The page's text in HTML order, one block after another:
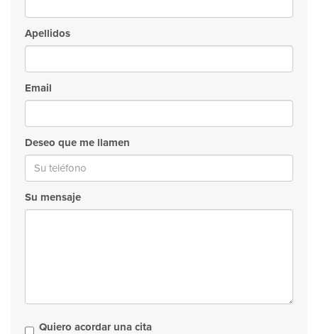
Apellidos
Email
Deseo que me llamen
Su mensaje
Quiero acordar una cita